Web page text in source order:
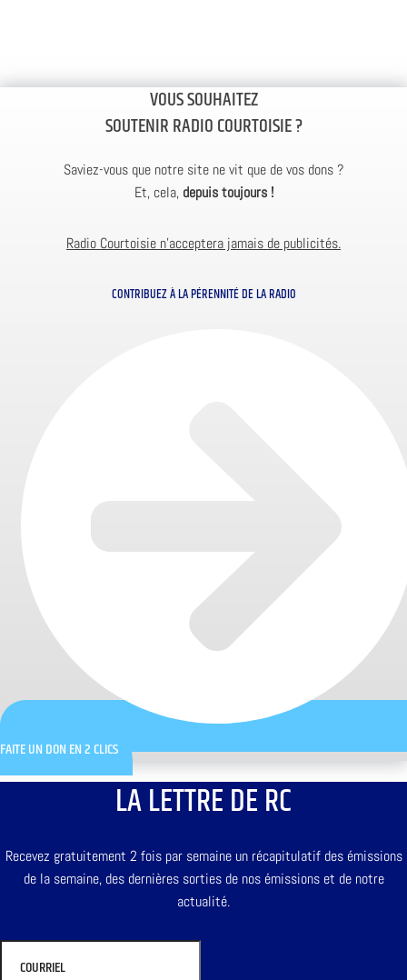
VOUS SOUHAITEZ
SOUTENIR RADIO COURTOISIE ?
Saviez-vous que notre site ne vit que de vos dons ?
Et, cela, depuis toujours !
Radio Courtoisie n’acceptera jamais de publicités.
CONTRIBUEZ À LA PÉRENNITÉ DE LA RADIO
FAITE UN DON EN 2 CLICS
LA LETTRE DE RC
Recevez gratuitement 2 fois par semaine un récapitulatif des émissions
de la semaine, des dernières sorties de nos émissions et de notre
actualité.